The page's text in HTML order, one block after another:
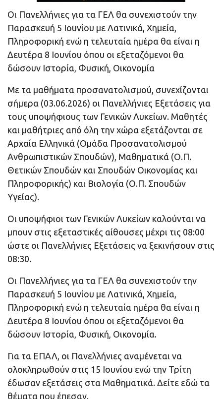
Οι Πανελλήνιες για τα ΓΕΛ θα συνεχιστούν την
Παρασκευή 5 Ιουνίου με Λατινικά, Χημεία,
Πληροφορική ενώ η τελευταία ημέρα θα είναι η
Δευτέρα 8 Ιουνίου όπου οι εξεταζόμενοι θα
δώσουν Ιστορία, Φυσική, Οικονομία
Με τα μαθήματα προσανατολισμού, συνεχίζονται
σήμερα (03.06.2026) οι Πανελλήνιες Εξετάσεις για
τους υποψήφιους των Γενικών Λυκείων. Μαθητές
και μαθήτριες από όλη την χώρα εξετάζονται σε
Αρχαία Ελληνικά (Ομάδα Προσανατολισμού
Ανθρωπιστικών Σπουδών), Μαθηματικά (Ο.Π.
Θετικών Σπουδών και Σπουδών Οικονομίας και
Πληροφορικής) και Βιολογία (Ο.Π. Σπουδών
Υγείας).
Οι υποψήφιοι των Γενικών Λυκείων καλούνται να
μπουν στις εξεταστικές αίθουσες μέχρι τις 08:00
ώστε οι Πανελλήνιες Εξετάσεις να ξεκινήσουν στις
08:30.
Οι Πανελλήνιες για τα ΓΕΛ θα συνεχιστούν την
Παρασκευή 5 Ιουνίου με Λατινικά, Χημεία,
Πληροφορική ενώ η τελευταία ημέρα θα είναι η
Δευτέρα 8 Ιουνίου όπου οι εξεταζόμενοι θα
δώσουν Ιστορία, Φυσική, Οικονομία.
Για τα ΕΠΑΛ, οι Πανελλήνιες αναμένεται να
ολοκληρωθούν στις 15 Ιουνίου ενώ την Τρίτη
έδωσαν εξετάσεις στα Μαθηματικά. Δείτε εδώ τα
θέματα που έπεσαν.